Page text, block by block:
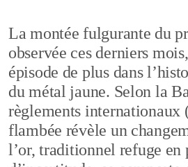
La montée fulgurante du
observée ces derniers
épisode de plus dans
du métal jaune. Selon la
règlements internationaux
flambée révèle un
l’or, traditionnel refuge en